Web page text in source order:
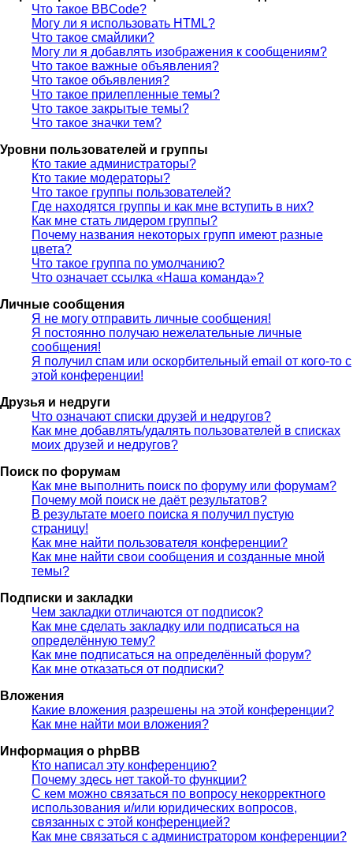
Что такое BBCode?
Могу ли я использовать HTML?
Что такое смайлики?
Могу ли я добавлять изображения к сообщениям?
Что такое важные объявления?
Что такое объявления?
Что такое прилепленные темы?
Что такое закрытые темы?
Что такое значки тем?
Уровни пользователей и группы
Кто такие администраторы?
Кто такие модераторы?
Что такое группы пользователей?
Где находятся группы и как мне вступить в них?
Как мне стать лидером группы?
Почему названия некоторых групп имеют разные
цвета?
Что такое группа по умолчанию?
Что означает ссылка «Наша команда»?
Личные сообщения
Я не могу отправить личные сообщения!
Я постоянно получаю нежелательные личные
сообщения!
Я получил спам или оскорбительный email от кого-то с
этой конференции!
Друзья и недруги
Что означают списки друзей и недругов?
Как мне добавлять/удалять пользователей в списках
моих друзей и недругов?
Поиск по форумам
Как мне выполнить поиск по форуму или форумам?
Почему мой поиск не даёт результатов?
В результате моего поиска я получил пустую
страницу!
Как мне найти пользователя конференции?
Как мне найти свои сообщения и созданные мной
темы?
Подписки и закладки
Чем закладки отличаются от подписок?
Как мне сделать закладку или подписаться на
определённую тему?
Как мне подписаться на определённый форум?
Как мне отказаться от подписки?
Вложения
Какие вложения разрешены на этой конференции?
Как мне найти мои вложения?
Информация о phpBB
Кто написал эту конференцию?
Почему здесь нет такой-то функции?
С кем можно связаться по вопросу некорректного
использования и/или юридических вопросов,
связанных с этой конференцией?
Как мне связаться с администратором конференции?